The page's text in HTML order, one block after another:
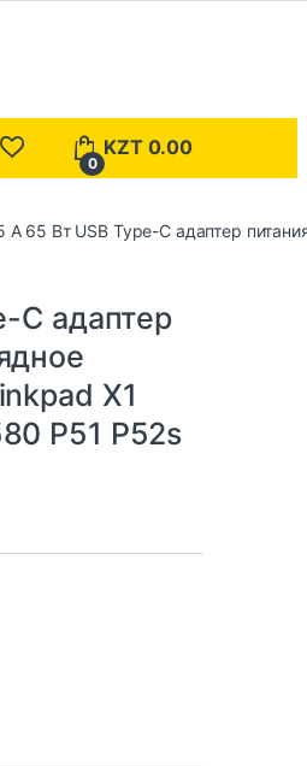
0
KZT 0.00
А 65 Вт USB Type-C адаптер
C адаптер
X1
P51 P52s